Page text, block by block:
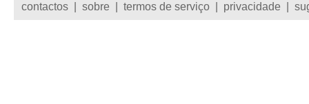
contactos sobre termos de serviço privacidade